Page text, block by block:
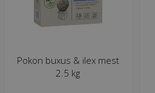
Pokon buxus & ilex mest
2.5 kg